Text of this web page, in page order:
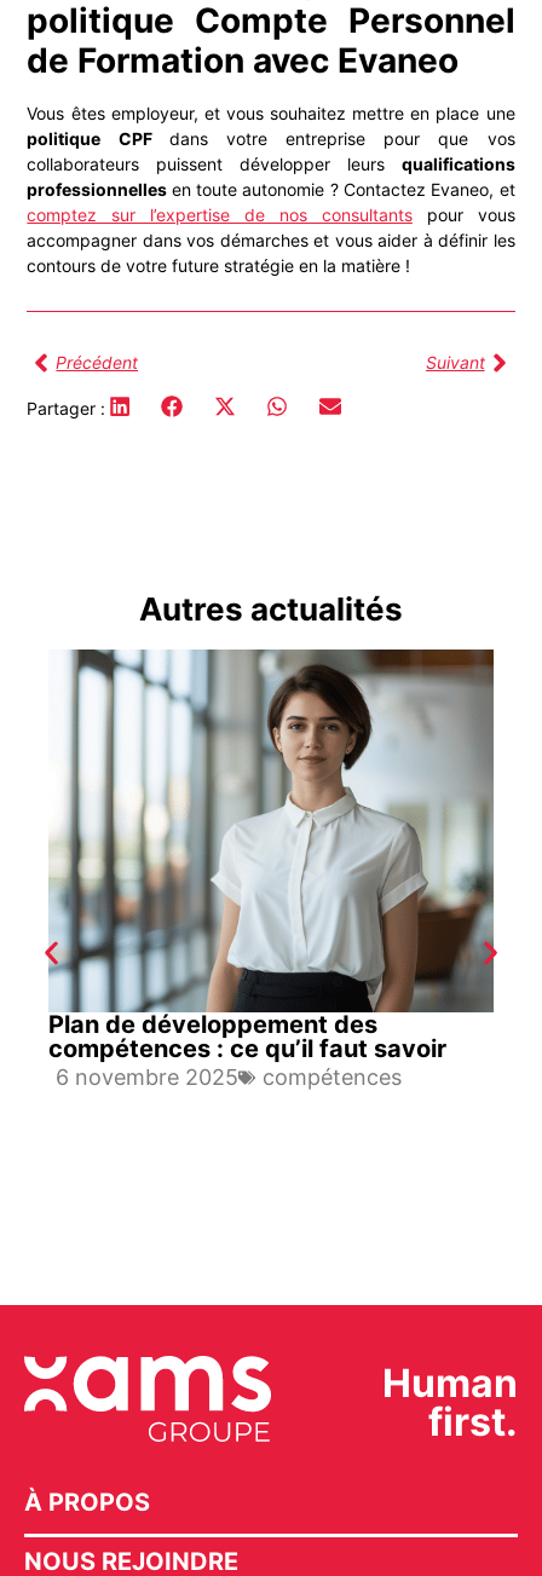
politique Compte Personnel
de Formation avec Evaneo
Vous êtes employeur, et vous souhaitez mettre en place une
politique CPF dans votre entreprise pour que vos
collaborateurs puissent développer leurs qualifications
professionnelles en toute autonomie ? Contactez Evaneo, et
comptez sur l’expertise de nos consultantspour vous
accompagner dans vos démarches et vous aider à définir les
contours de votre future stratégie en la matière !
Précédent Suivant
Partager :
Autres actualités
Plan de développement des
compétences : ce qu’il faut savoir
6 novembre 2025 compétences
Human
first.
À PROPOS
NOUS REJOINDRE